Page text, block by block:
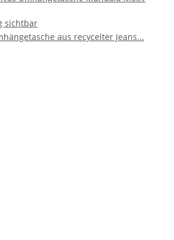
sichtbar